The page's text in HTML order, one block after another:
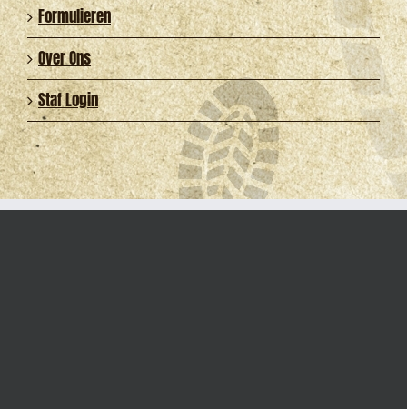
Formulieren
Over Ons
Staf Login